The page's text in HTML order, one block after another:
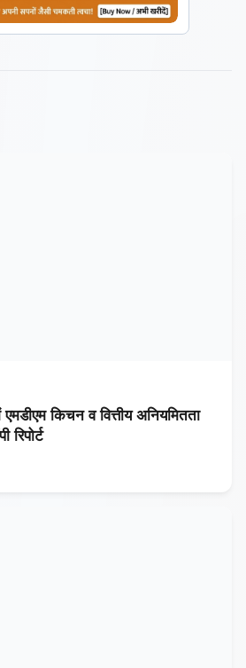
एमडीएम किचन व वित्तीय अनियमितता